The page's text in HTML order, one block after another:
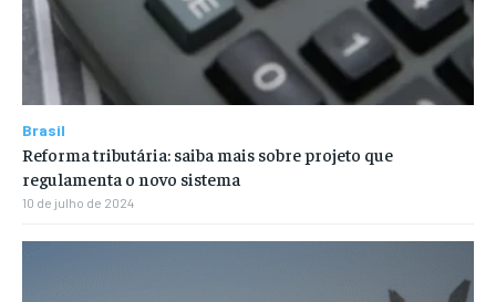
Brasil
Reforma tributária: saiba mais sobre projeto que
regulamenta o novo sistema
10 de julho de 2024